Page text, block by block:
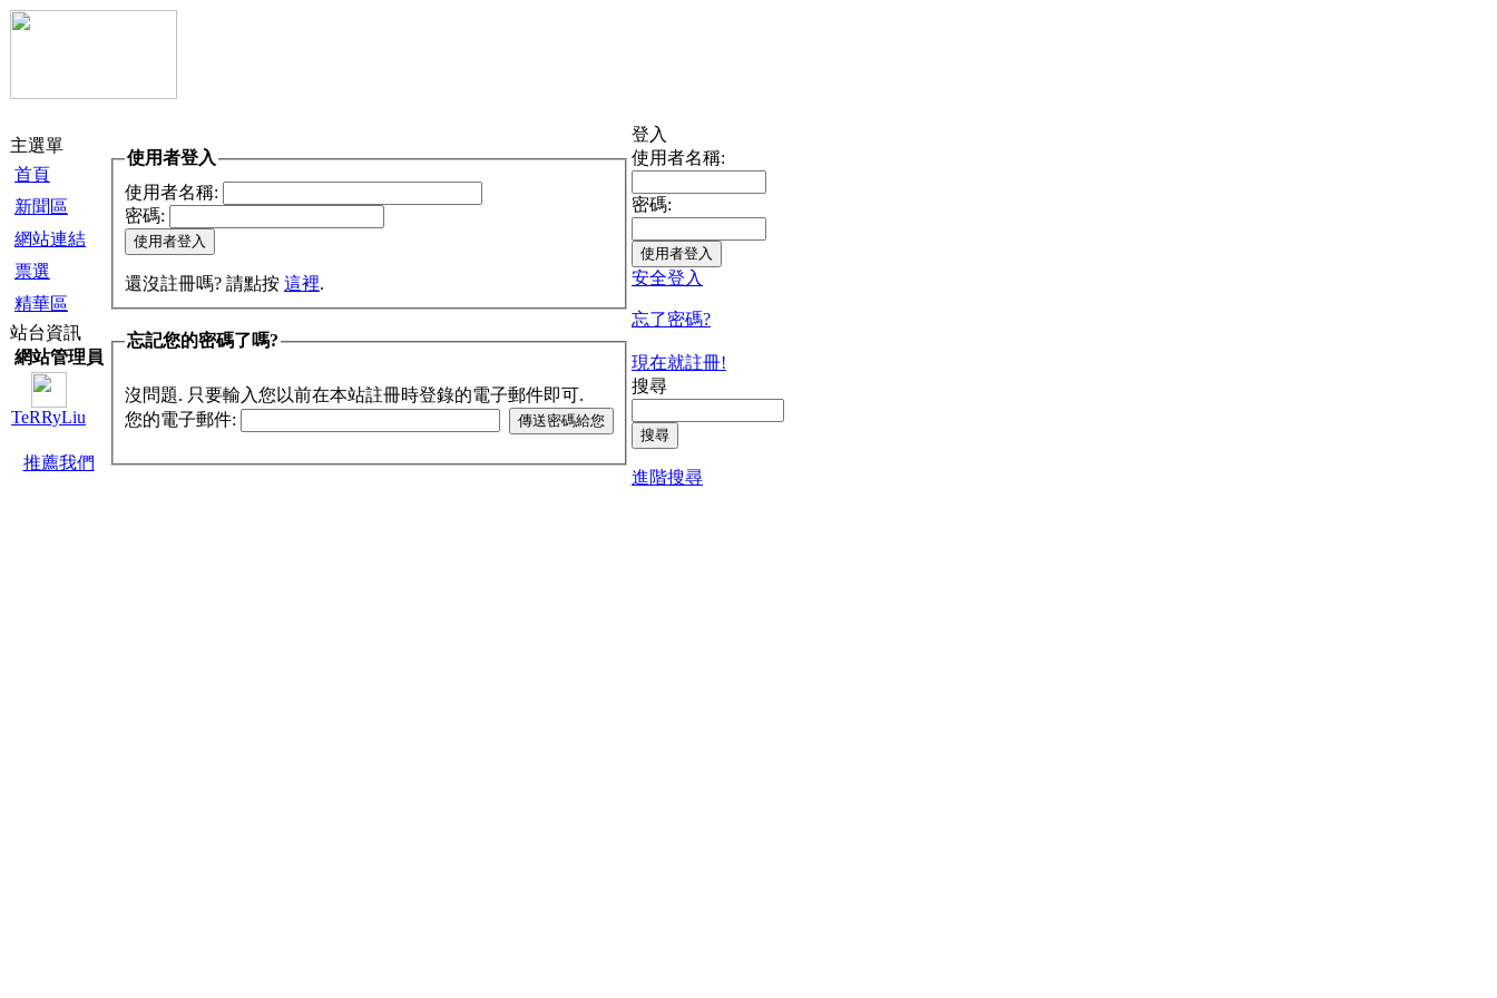
主選單
首頁
新聞區
網站連結
票選
精華區
站台資訊
網站管理員
TeRRyLiu
推薦我們
使用者登入
使用者名稱:
密碼:
還沒註冊嗎? 請點按 這裡.
忘記您的密碼了嗎?
沒問題. 只要輸入您以前在本站註冊時登錄的電子郵件即可.
您的電子郵件:
登入
使用者名稱:
密碼:
安全登入
忘了密碼?
現在就註冊!
搜尋
進階搜尋